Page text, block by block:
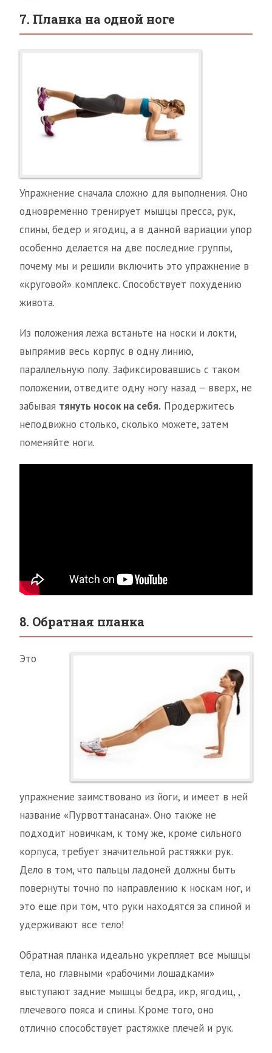
7. Планка на одной ноге
Упражнение сначала сложно для выполнения. Оно
одновременно тренирует мышцы пресса, рук,
спины, бедер и ягодиц, а в данной вариации упор
особенно делается на две последние группы,
почему мы и решили включить это упражнение в
«круговой» комплекс. Способствует похудению
живота.
Из положения лежа встаньте на носки и локти,
выпрямив весь корпус в одну линию,
параллельную полу. Зафиксировавшись с таком
положении, отведите одну ногу назад – вверх, не
забывая тянуть носок на себя. Продержитесь
неподвижно столько, сколько можете, затем
поменяйте ноги.
8. Обратная планка
Это
упражнение заимствовано из йоги, и имеет в ней
название «Пурвоттанасана». Оно также не
подходит новичкам, к тому же, кроме сильного
корпуса, требует значительной растяжки рук.
Дело в том, что пальцы ладоней должны быть
повернуты точно по направлению к носкам ног, и
это еще при том, что руки находятся за спиной и
удерживают все тело!
Обратная планка идеально укрепляет все мышцы
тела, но главными «рабочими лошадками»
выступают задние мышцы бедра, икр, ягодиц, ,
плечевого пояса и спины. Кроме того, оно
отлично способствует растяжке плечей и рук.